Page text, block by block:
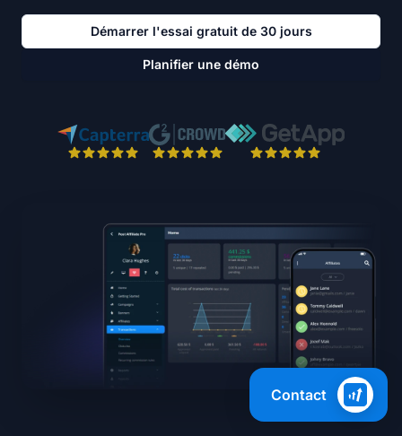
Démarrer l'essai gratuit de 30 jours
Planifier une démo
Contact